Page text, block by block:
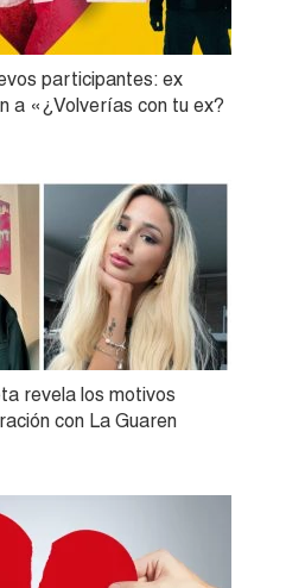
participantes: ex
a «¿Volverías con tu ex?
revela los motivos
con La Guaren